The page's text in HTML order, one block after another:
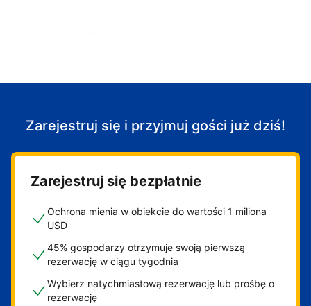
Zacznij przyjmować gości
Zarejestruj się i przyjmuj gości już dziś!
Zarejestruj się bezpłatnie
Ochrona mienia w obiekcie do wartości 1 miliona
USD
45% gospodarzy otrzymuje swoją pierwszą
rezerwację w ciągu tygodnia
Wybierz natychmiastową rezerwację lub prośbę o
rezerwację